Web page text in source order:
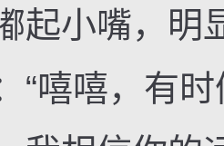
小嘴，明
“嘻嘻，有